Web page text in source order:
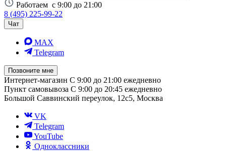
Работаем с 9:00 до 21:00
8 (495) 225-99-22
Чат
MAX
Telegram
Позвоните мне
Интернет-магазин С 9:00 до 21:00 ежедневно
Пункт самовывоза С 9:00 до 20:45 ежедневно
Большой Саввинский переулок, 12с5, Москва
VK
Telegram
YouTube
Одноклассники